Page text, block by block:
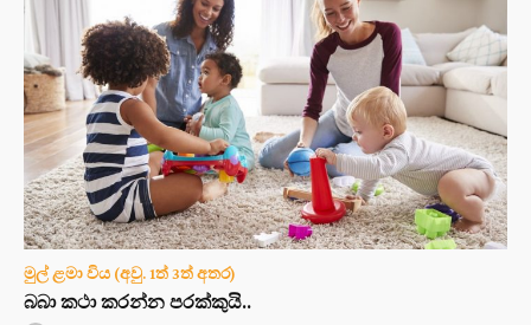
මුල් ළමා විය (අවු. 1ත් 3ත් අතර)
බබා කථා කරන්න පරක්කුයි..